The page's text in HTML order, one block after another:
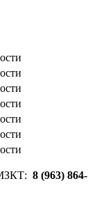
8 (963) 864-